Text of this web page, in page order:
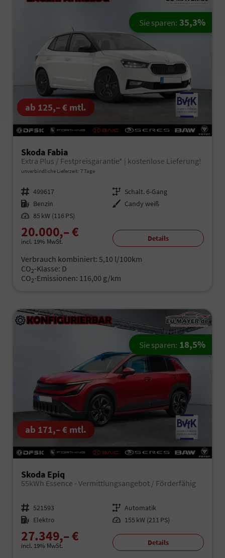
ab 125,– € mtl.
Skoda Fabia
Extra Plus / Festpreisgarantie* | kostenlose Lieferung!
unverbindliche Lieferzeit: 7 Tage
Fahrzeugnr. 499617 Getriebe Schalt. 6-Gang
Kraftstoff Benzin Außenfarbe Candy weiß
Leistung 85 kW (116 PS)
20.000,– €
incl. 19% MwSt.
Sie sparen: 35,3%
Details
Verbrauch kombiniert: 5,10 l/100km
CO2-Klasse: D
CO2-Emissionen: 116,00 g/km
ab 171,– € mtl.
Skoda Epiq
55kWh Essence - Vermittlungsangebot / Förderfähig
Fahrzeugnr. 521593 Getriebe Automatik
Kraftstoff Elektro Leistung 155 kW (211 PS)
27.349,– €
incl. 19% MwSt.
Sie sparen: 18,5%
Details